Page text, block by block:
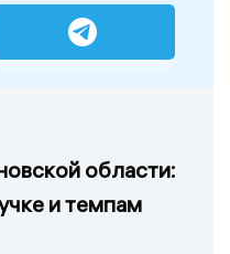
области:
и темпам